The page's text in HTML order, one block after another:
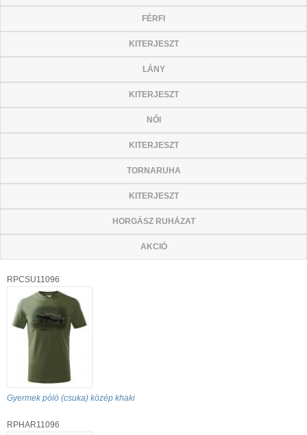
FÉRFI
KITERJESZT
LÁNY
KITERJESZT
NŐI
KITERJESZT
TORNARUHA
KITERJESZT
HORGÁSZ RUHÁZAT
AKCIÓ
RPCSU11096
Gyermek póló (csuka) közép khaki
RPHAR11096